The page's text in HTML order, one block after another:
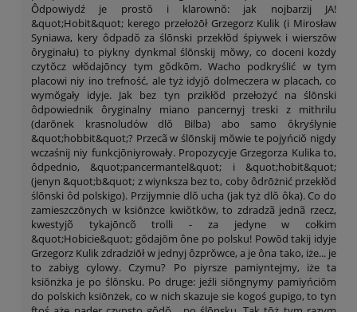
Ôdpowiydź je prostŏ i klarownŏ: jak nojbarzij JA!
&quot;Hobit&quot; kerego przełożōł Grzegorz Kulik (i Mirosław
Syniawa, kery ôdpadŏ za ślōnski przekłŏd śpiywek i wierszōw
ôryginału) to piykny dynkmal ślōnskij mŏwy, co doceni kożdy
czytŏcz włŏdajōncy tym gŏdkōm. Wacho podkryślić w tym
placowi niy ino trefność, ale tyż idyjŏ dolmeczera w placach, co
wymŏgały idyje. Jak bez tyn przikłŏd przełożyć na ślōnski
ôdpowiednik ôryginalny miano pancernyj treski z mithrilu
(darōnek krasnoludów dlŏ Bilba) abo samo ôkryślynie
&quot;hobbit&quot;? Przecã w ślōnskij mŏwie te pojyńciŏ nigdy
wczaśnij niy funkcjōniyrowały. Propozycyje Grzegorza Kulika to,
ôdpednio, &quot;pancermantel&quot; i &quot;hobit&quot;
(jenyn &quot;b&quot; z wiynksza bez to, coby ôdrōżnić przekłŏd
ślōnski ôd polskigo). Przijymnie dlŏ ucha (jak tyż dlŏ ôka). Co do
zamieszczōnych w ksiōnżce kwiŏtkōw, to zdradzã jednã rzecz,
kwestyjõ tykajōncõ trolli - za jedyne w cołkim
&quot;Hobicie&quot; gŏdajōm ône po polsku! Powōd takij idyje
Grzegorz Kulik zdradziōł w jednyj ôzprŏwce, a je ôna tako, iże... je
to zabiyg cylowy. Czymu? Po piyrsze pamiyntejmy, iże ta
ksiōnżka je po ślōnsku. Po druge: jeźli siōngnymy pamiyńciōm
do polskich ksiōnżek, co w nich skazuje sie kogoś gupigo, to tyn